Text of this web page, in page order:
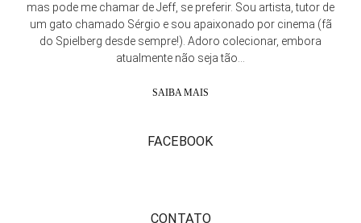
mas pode me chamar de Jeff, se preferir. Sou artista, tutor de
um gato chamado Sérgio e sou apaixonado por cinema (fã
do Spielberg desde sempre!). Adoro colecionar, embora
atualmente não seja tão...
SAIBA MAIS
FACEBOOK
CONTATO